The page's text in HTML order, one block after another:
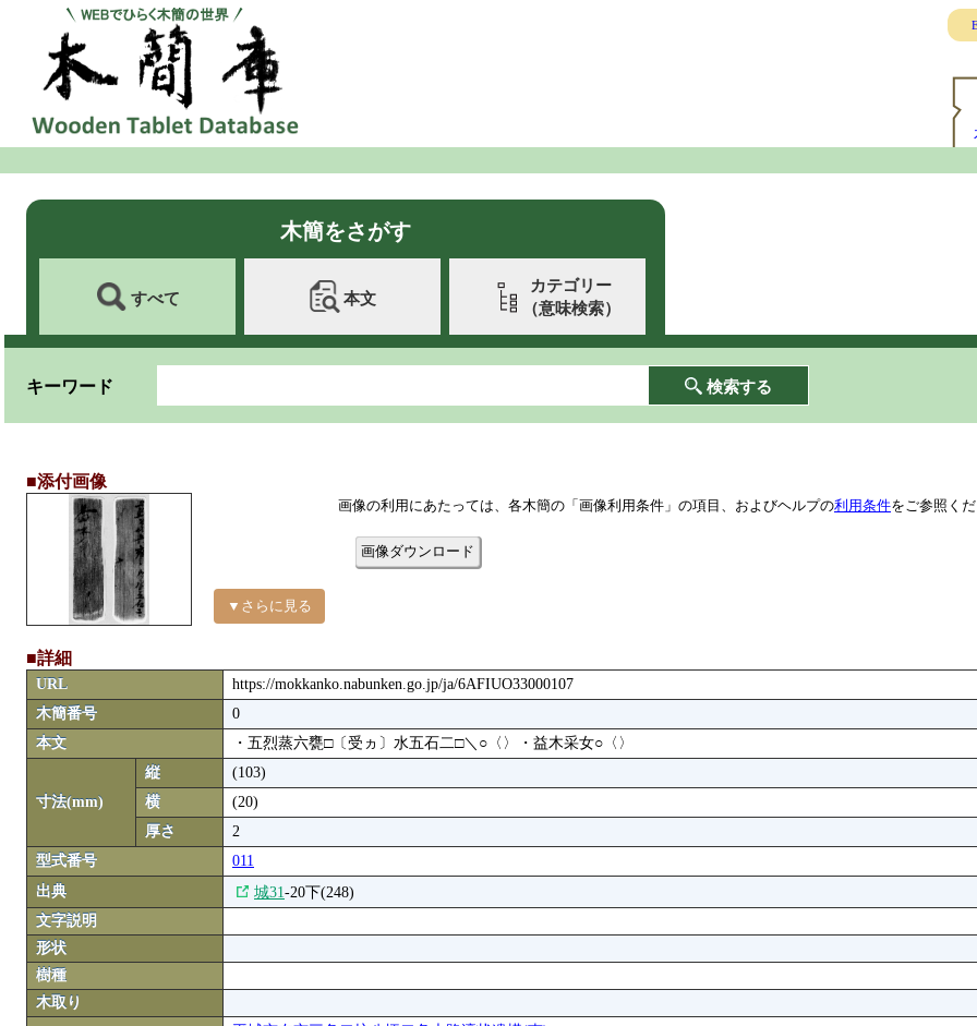
木簡をさがす
すべて 本文
カテゴリー
（意味検索）
キーワード 検索する
■添付画像
▼さらに見る
画像の利用にあたっては、各木簡の「画像利用条件」の項目、およびヘルプの利用条件をご参照く
画像ダウンロード
■詳細
URL
https://mokkanko.nabunken.go.jp/ja/6AFIUO33000107
木簡番号
0
本文
・五烈蒸六甕□〔受ヵ〕水五石二□＼○〈〉・益木采女○〈〉
寸法(mm)
縦
(103)
横
(20)
厚さ
2
型式番号
011
出典
城31-20下(248)
文字説明
形状
樹種
木取り